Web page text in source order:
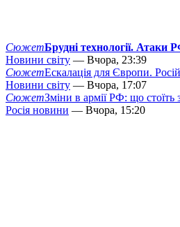
СюжетБрудні технології. Атаки
Новини світу — Вчора, 23:39
СюжетЕскалація для Європи.
Новини світу — Вчора, 17:07
СюжетЗміни в армії РФ: що стоїть
Росія новини — Вчора, 15:20